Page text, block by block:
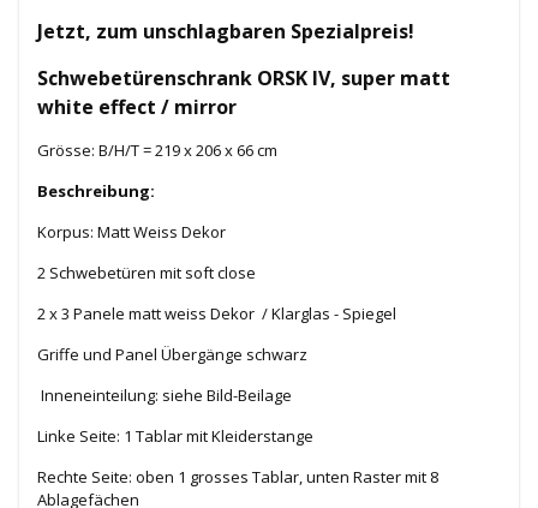
Jetzt, zum unschlagbaren Spezialpreis!
Schwebetürenschrank ORSK IV, super matt
white effect / mirror
Grösse: B/H/T = 219 x 206 x 66 cm
Beschreibung:
Korpus: Matt Weiss Dekor
2 Schwebetüren mit soft close
2 x 3 Panele matt weiss Dekor / Klarglas - Spiegel
Griffe und Panel Übergänge schwarz
Inneneinteilung: siehe Bild-Beilage
Linke Seite: 1 Tablar mit Kleiderstange
Rechte Seite: oben 1 grosses Tablar, unten Raster mit 8
Ablagefächen